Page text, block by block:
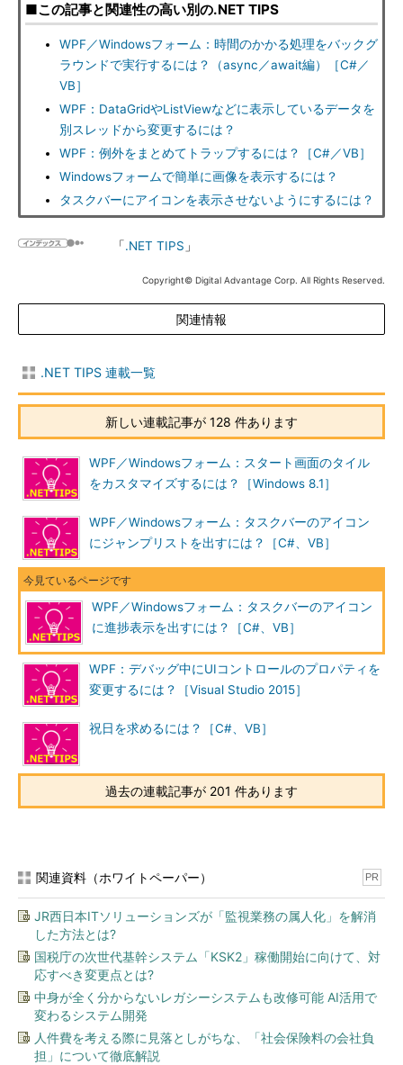
■この記事と関連性の高い別の.NET TIPS
WPF／Windowsフォーム：時間のかかる処理をバックグ
ラウンドで実行するには？（async／await編）［C#／
VB］
WPF：DataGridやListViewなどに表示しているデータを
別スレッドから変更するには？
WPF：例外をまとめてトラップするには？［C#／VB］
Windowsフォームで簡単に画像を表示するには？
タスクバーにアイコンを表示させないようにするには？
「.NET TIPS 」
Copyright© Digital Advantage Corp. All Rights Reserved.
関連情報
.NET TIPS 連載一覧
新しい連載記事が 128 件あります
WPF／Windowsフォーム：スタート画面のタイル
をカスタマイズするには？［Windows 8.1］
WPF／Windowsフォーム：タスクバーのアイコン
にジャンプリストを出すには？［C#、VB］
WPF／Windowsフォーム：タスクバーのアイコン
に進捗表示を出すには？［C#、VB］
WPF：デバッグ中にUIコントロールのプロパティを
変更するには？［Visual Studio 2015］
祝日を求めるには？［C#、VB］
過去の連載記事が 201 件あります
関連資料（ホワイトペーパー） PR
JR西日本ITソリューションズが「監視業務の属人化」を解消
した方法とは?
国税庁の次世代基幹システム「KSK2」稼働開始に向けて、対
応すべき変更点とは?
中身が全く分からないレガシーシステムも改修可能 AI活用で
変わるシステム開発
人件費を考える際に見落としがちな、「社会保険料の会社負
担」について徹底解説